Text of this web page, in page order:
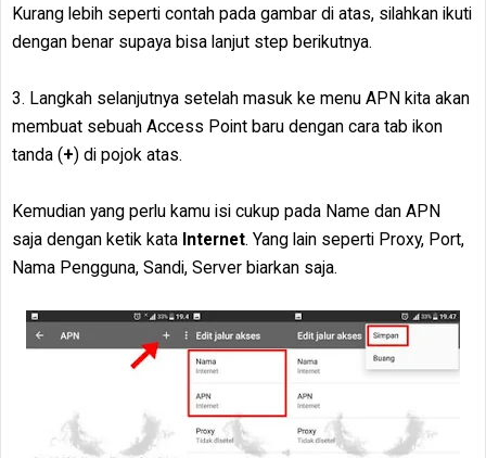
Kurang lebih seperti contah pada gambar di atas, silahkan ikuti
dengan benar supaya bisa lanjut step berikutnya.
3. Langkah selanjutnya setelah masuk ke menu APN kita akan
membuat sebuah Access Point baru dengan cara tab ikon
tanda (+) di pojok atas.
Kemudian yang perlu kamu isi cukup pada Name dan APN
saja dengan ketik kata Internet. Yang lain seperti Proxy, Port,
Nama Pengguna, Sandi, Server biarkan saja.